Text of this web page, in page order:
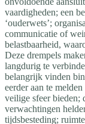
vaardigheden; een
‘ouderwets’;
communicatie of
belastbaarheid,
Deze drempels
langdurig te
belangrijk vinden
eerder aan te
veilige sfeer bieden;
verwachtingen
tijdsbesteding;